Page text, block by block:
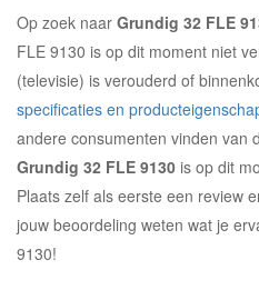
Op zoek naar Grundig 32 FLE
FLE 9130 is op dit moment niet
(televisie) is verouderd of
specificaties en
andere consumenten vinden van
Grundig 32 FLE 9130 is op dit
Plaats zelf als eerste een review
jouw beoordeling weten wat je
9130!